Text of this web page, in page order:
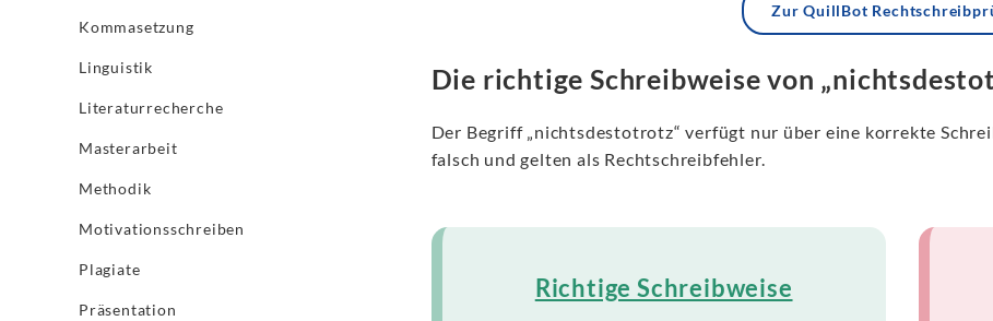
Kommasetzung
Linguistik
Literaturrecherche
Masterarbeit
Methodik
Motivationsschreiben
Plagiate
Präsentation
Zur QuillBot
Die richtige Schreibweise von
Der Begriff „nichtsdestotrotz“ verfügt nur über eine korrekte
falsch und gelten als Rechtschreibfehler.
Richtige Schreibweise